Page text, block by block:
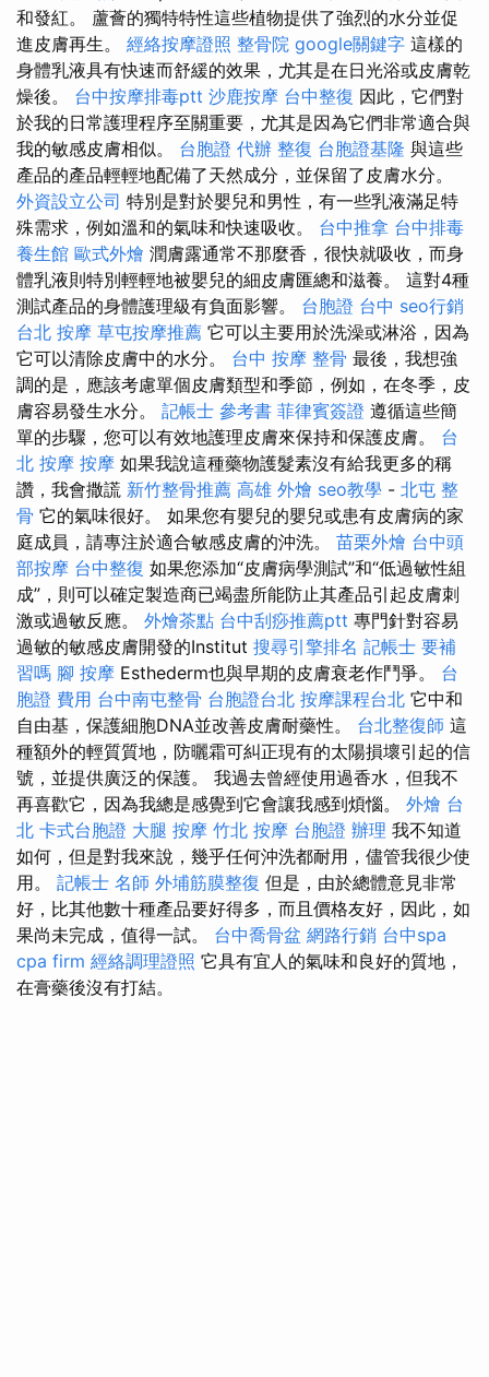
和發紅。 蘆薈的獨特特性這些植物提供了強烈的水分並促
進皮膚再生。 經絡按摩證照 整骨院 google關鍵字 這樣的
身體乳液具有快速而舒緩的效果，尤其是在日光浴或皮膚乾
燥後。 台中按摩排毒ptt 沙鹿按摩 台中整復 因此，它們對
於我的日常護理程序至關重要，尤其是因為它們非常適合與
我的敏感皮膚相似。 台胞證 代辦 整復 台胞證基隆 與這些
產品的產品輕輕地配備了天然成分，並保留了皮膚水分。
外資設立公司 特別是對於嬰兒和男性，有一些乳液滿足特
殊需求，例如溫和的氣味和快速吸收。 台中推拿 台中排毒
養生館 歐式外燴 潤膚露通常不那麼香，很快就吸收，而身
體乳液則特別輕輕地被嬰兒的細皮膚匯總和滋養。 這對4種
測試產品的身體護理級有負面影響。 台胞證 台中 seo行銷
台北 按摩 草屯按摩推薦 它可以主要用於洗澡或淋浴，因為
它可以清除皮膚中的水分。 台中 按摩 整骨 最後，我想強
調的是，應該考慮單個皮膚類型和季節，例如，在冬季，皮
膚容易發生水分。 記帳士 參考書 菲律賓簽證 遵循這些簡
單的步驟，您可以有效地護理皮膚來保持和保護皮膚。 台
北 按摩 按摩 如果我說這種藥物護髮素沒有給我更多的稱
讚，我會撒謊 新竹整骨推薦 高雄 外燴 seo教學 - 北屯 整
骨 它的氣味很好。 如果您有嬰兒的嬰兒或患有皮膚病的家
庭成員，請專注於適合敏感皮膚的沖洗。 苗栗外燴 台中頭
部按摩 台中整復 如果您添加“皮膚病學測試”和“低過敏性組
成”，則可以確定製造商已竭盡所能防止其產品引起皮膚刺
激或過敏反應。 外燴茶點 台中刮痧推薦ptt 專門針對容易
過敏的敏感皮膚開發的Institut 搜尋引擎排名 記帳士 要補
習嗎 腳 按摩 Esthederm也與早期的皮膚衰老作鬥爭。 台
胞證 費用 台中南屯整骨 台胞證台北 按摩課程台北 它中和
自由基，保護細胞DNA並改善皮膚耐藥性。 台北整復師 這
種額外的輕質質地，防曬霜可糾正現有的太陽損壞引起的信
號，並提供廣泛的保護。 我過去曾經使用過香水，但我不
再喜歡它，因為我總是感覺到它會讓我感到煩惱。 外燴 台
北 卡式台胞證 大腿 按摩 竹北 按摩 台胞證 辦理 我不知道
如何，但是對我來說，幾乎任何沖洗都耐用，儘管我很少使
用。 記帳士 名師 外埔筋膜整復 但是，由於總體意見非常
好，比其他數十種產品要好得多，而且價格友好，因此，如
果尚未完成，值得一試。 台中喬骨盆 網路行銷 台中spa
cpa firm 經絡調理證照 它具有宜人的氣味和良好的質地，
在膏藥後沒有打結。